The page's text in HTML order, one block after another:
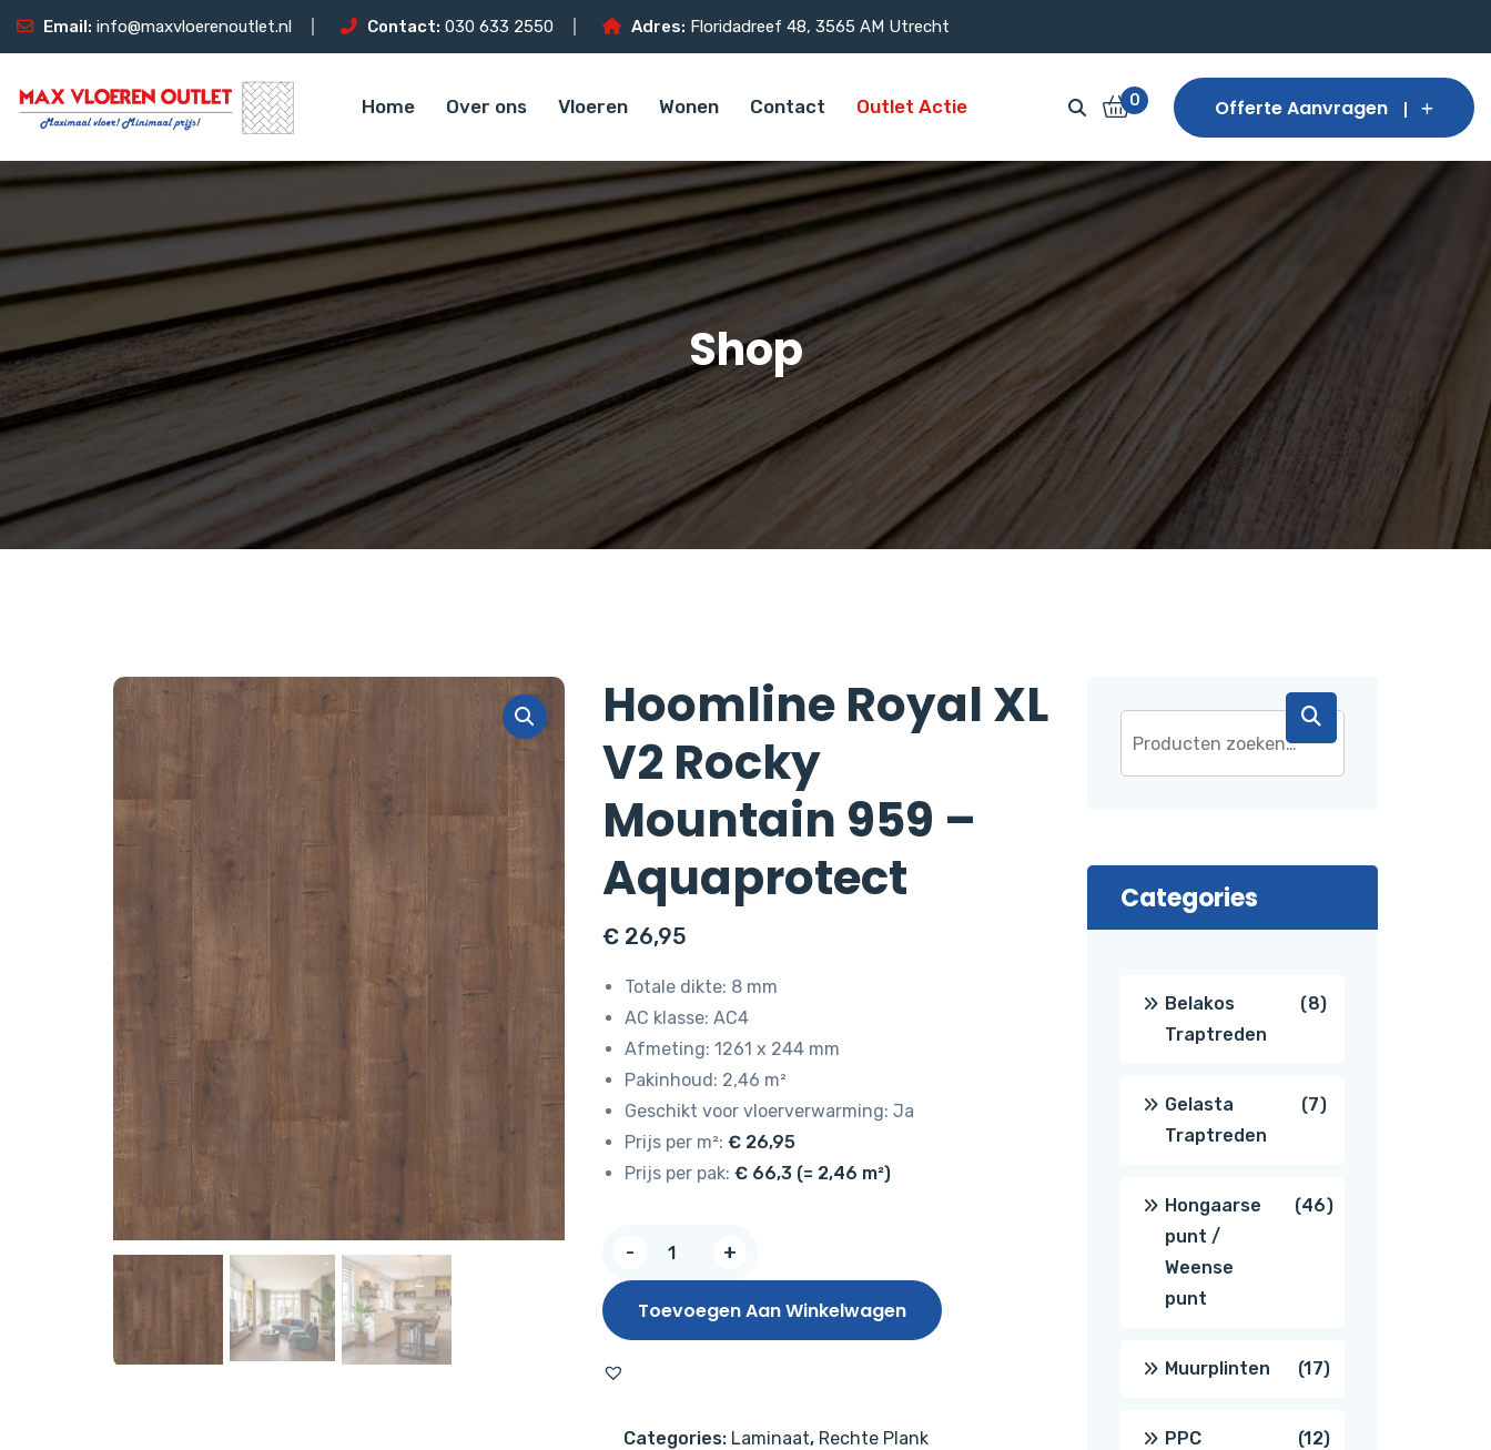
Email: info@maxvloerenoutlet.nl Contact: 030 633 2550 Adres: Floridadreef 48, 3565 AM Utrecht
Home Over ons Vloeren Wonen Contact Outlet Actie 0 Offerte Aanvragen
Shop
Hoomline Royal XL
V2 Rocky
Mountain 959 –
Aquaprotect
€26,95
Totale dikte: 8 mm
AC klasse: AC4
Afmeting: 1261 x 244 mm
Pakinhoud: 2,46 m²
Geschikt voor vloerverwarming: Ja
Prijs per m²: € 26,95
Prijs per pak: € 66,3 (= 2,46 m²)
-
XL
V2
Rocky
+
Toevoegen Aan Winkelwagen
Categories: Laminaat, Rechte Plank
Categories
Belakos
Traptreden
88
Gelasta
Traptreden
77
Hongaarse
punt /
Weense
punt
4646
Muurplinten 1717
producten
PPC
1212